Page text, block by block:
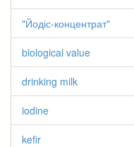
"Йодіс-концентрат"
biological value
drinking milk
iodine
kefir